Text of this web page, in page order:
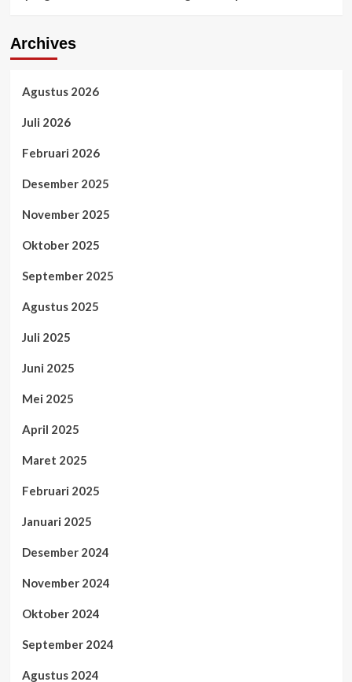
Archives
Agustus 2026
Juli 2026
Februari 2026
Desember 2025
November 2025
Oktober 2025
September 2025
Agustus 2025
Juli 2025
Juni 2025
Mei 2025
April 2025
Maret 2025
Februari 2025
Januari 2025
Desember 2024
November 2024
Oktober 2024
September 2024
Agustus 2024